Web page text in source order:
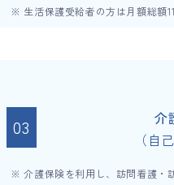
※ 生活保護受給者の方は月額総額
介
（自
※ 介護保険を利用し、訪問看護・